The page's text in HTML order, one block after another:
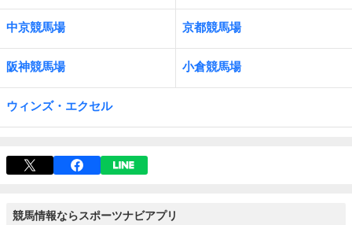
中京競馬場 京都競馬場
阪神競馬場 小倉競馬場
ウィンズ・エクセル
競馬情報ならスポーツナビアプリ